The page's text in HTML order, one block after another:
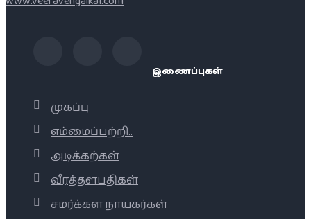
இணைப்புகள்
முகப்பு
எம்மைப்பற்றி..
அடிக்கற்கள்
வீரத்தளபதிகள்
சமர்க்கள நாயகர்கள்